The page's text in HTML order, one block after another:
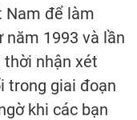
Nam để làm
năm 1993 và lần
thời nhận xét
trong giai đoạn
khi các bạn